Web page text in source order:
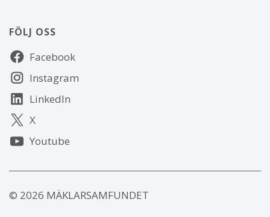
FÖLJ OSS
Följ
oss Facebook
Instagram
LinkedIn
X
Youtube
© 2026 MÄKLARSAMFUNDET